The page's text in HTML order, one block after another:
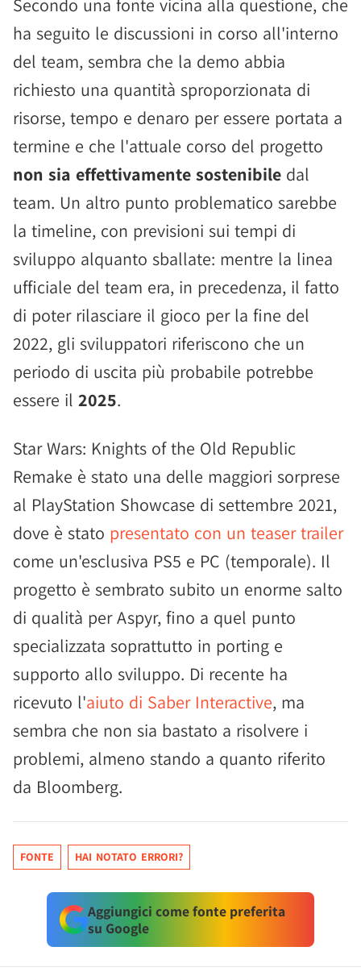
Secondo una fonte vicina alla questione, che
ha seguito le discussioni in corso all'interno
del team, sembra che la demo abbia
richiesto una quantità sproporzionata di
risorse, tempo e denaro per essere portata a
termine e che l'attuale corso del progetto
non sia effettivamente sostenibile dal
team. Un altro punto problematico sarebbe
la timeline, con previsioni sui tempi di
sviluppo alquanto sballate: mentre la linea
ufficiale del team era, in precedenza, il fatto
di poter rilasciare il gioco per la fine del
2022, gli sviluppatori riferiscono che un
periodo di uscita più probabile potrebbe
essere il 2025.
Star Wars: Knights of the Old Republic
Remake è stato una delle maggiori sorprese
al PlayStation Showcase di settembre 2021,
dove è stato presentato con un teaser trailer
come un'esclusiva PS5 e PC (temporale). Il
progetto è sembrato subito un enorme salto
di qualità per Aspyr, fino a quel punto
specializzata soprattutto in porting e
supporto allo sviluppo. Di recente ha
ricevuto l'aiuto di Saber Interactive, ma
sembra che non sia bastato a risolvere i
problemi, almeno stando a quanto riferito
da Bloomberg.
FONTE HAI NOTATO ERRORI?
Aggiungici come fonte preferita
su Google